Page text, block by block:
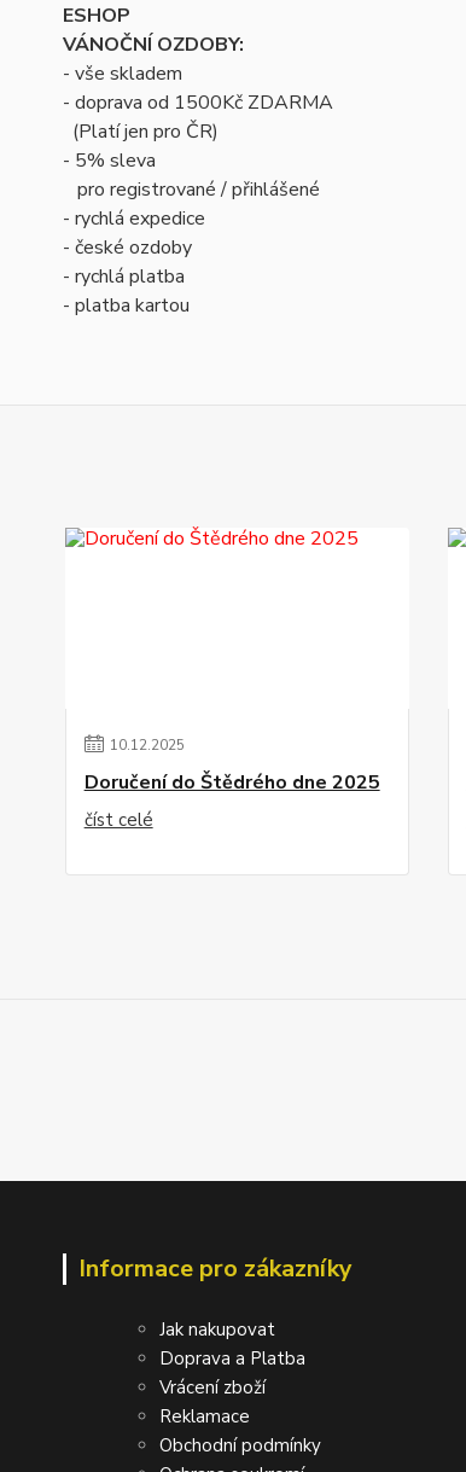
ESHOP
VÁNOČNÍ OZDOBY:
- vše skladem
- doprava od 1500Kč ZDARMA
(Platí jen pro ČR)
- 5% sleva
pro registrované / přihlášené
- rychlá expedice
- české ozdoby
- rychlá platba
- platba kartou
10.12.2025
Doručení do Štědrého dne 2025
číst celé
Informace pro zákazníky
Jak nakupovat
Doprava a Platba
Vrácení zboží
Reklamace
Obchodní podmínky